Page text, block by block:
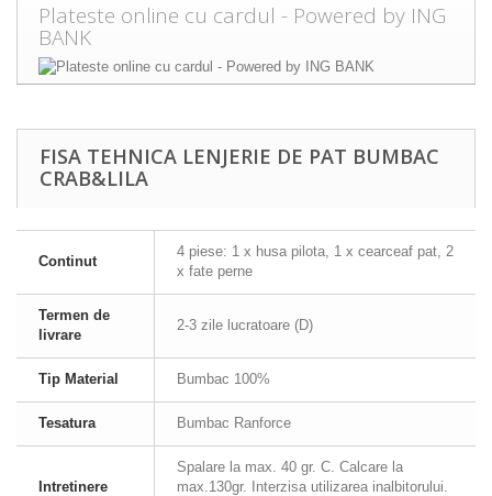
Plateste online cu cardul - Powered by ING
BANK
FISA TEHNICA LENJERIE DE PAT BUMBAC
CRAB&LILA
Continut
4 piese: 1 x husa pilota, 1 x cearceaf pat, 2
x fate perne
Termen de
livrare
2-3 zile lucratoare (D)
Tip Material Bumbac 100%
Tesatura Bumbac Ranforce
Intretinere
Spalare la max. 40 gr. C. Calcare la
max.130gr. Interzisa utilizarea inalbitorului.